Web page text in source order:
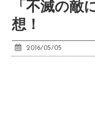
「不滅の敵
想！
2016/05/05